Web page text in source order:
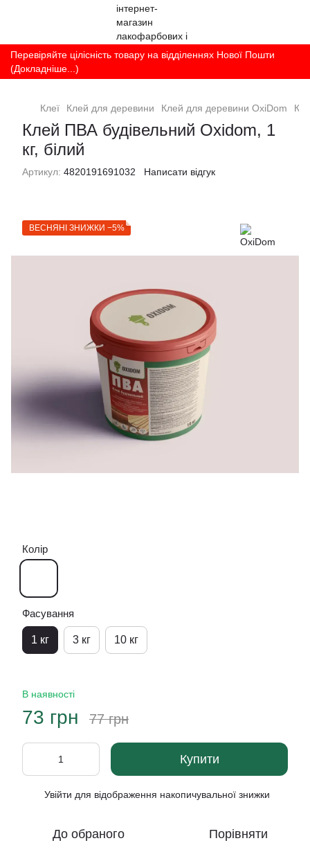
Перевіряйте цілісність товару на відділеннях Нової Пошти
(Докладніше...)
Клеї Клей для деревини Клей для деревини OxiDom
Клей ПВА будівельний Oxidom, 1
кг, білий
Артикул: 4820191691032 Написати відгук
ВЕСНЯНІ ЗНИЖКИ −5%
Колір
Фасування
1 кг 3 кг 10 кг
В наявності
73 грн 77 грн
Купити
Увійти для відображення накопичувальної знижки
До обраного Порівняти